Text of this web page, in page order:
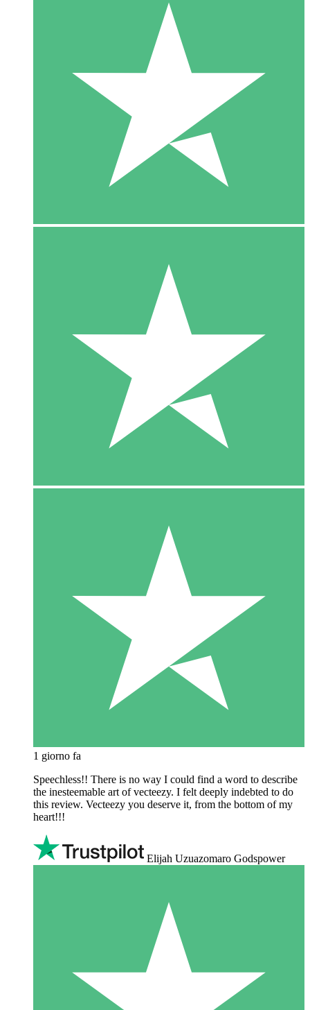
1 giorno fa
Speechless!! There is no way I could find a word to describe
the inesteemable art of vecteezy. I felt deeply indebted to do
this review. Vecteezy you deserve it, from the bottom of my
heart!!!
Elijah Uzuazomaro Godspower